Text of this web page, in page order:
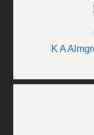
K A